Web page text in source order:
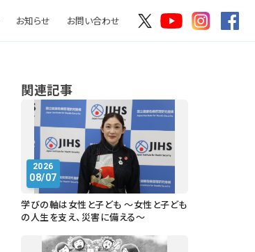
お知らせ お問い合わせ
関連記事
2026
08/07
学びの軸は女性と子ども ～女性と子ども
の人生を支え、災害に備える～